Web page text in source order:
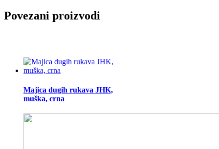
Povezani proizvodi
Majica dugih rukava JHK,
muška, crna